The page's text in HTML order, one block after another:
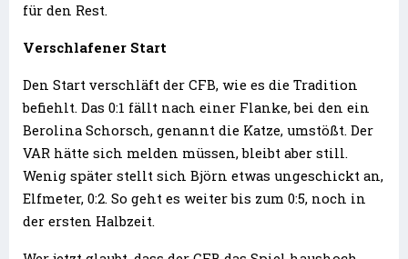
für den Rest.
Verschlafener Start
Den Start verschläft der CFB, wie es die Tradition
befiehlt. Das 0:1 fällt nach einer Flanke, bei den ein
Berolina Schorsch, genannt die Katze, umstößt. Der
VAR hätte sich melden müssen, bleibt aber still.
Wenig später stellt sich Björn etwas ungeschickt an,
Elfmeter, 0:2. So geht es weiter bis zum 0:5, noch in
der ersten Halbzeit.